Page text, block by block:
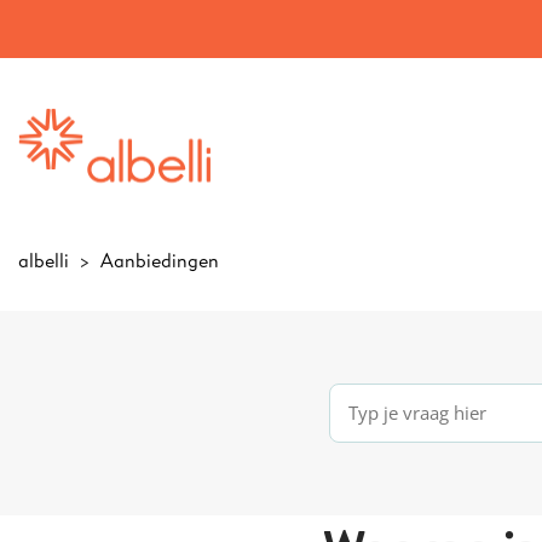
albelli Aanbiedingen